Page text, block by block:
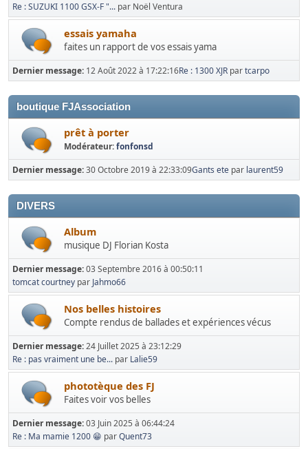
Re : SUZUKI 1100 GSX-F "... par Noël Ventura
essais yamaha
faites un rapport de vos essais yama
Dernier message: 12 Août 2022 à 17:22:16Re : 1300 XJR partcarpo
boutique FJAssociation
prêt à porter
Modérateur:fonfonsd
Dernier message:30 Octobre 2019 à 22:33:09Gants ete par laurent59
DIVERS
Album
musique DJ Florian Kosta
Dernier message:03 Septembre 2016 à 00:50:11
tomcat courtney par Jahmo66
Nos belles histoires
Compte rendus de ballades et expériences vécus
Dernier message:24 Juillet 2025 à 23:12:29
Re : pas vraiment une be... par Lalie59
phototèque des FJ
Faites voir vos belles
Dernier message:03 Juin 2025 à 06:44:24
Re : Ma mamie 1200 😁 parQuent73